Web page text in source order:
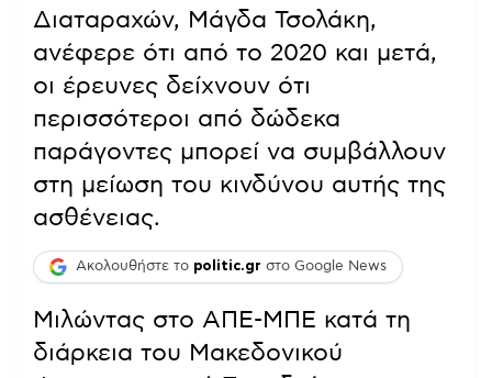
Διαταραχών, Μάγδα Τσολάκη,
ανέφερε ότι από το 2020 και μετά,
οι έρευνες δείχνουν ότι
περισσότεροι από δώδεκα
παράγοντες μπορεί να συμβάλλουν
στη μείωση του κινδύνου αυτής της
ασθένειας.
Ακολουθήστε το politic.gr στο Google News
Μιλώντας στο ΑΠΕ-ΜΠΕ κατά τη
διάρκεια του Μακεδονικού